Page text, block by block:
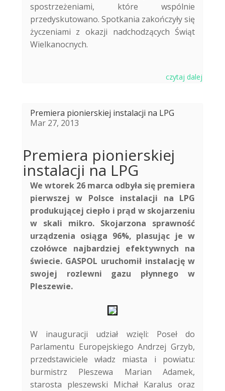
spostrzeżeniami, które wspólnie
przedyskutowano. Spotkania zakończyły się
życzeniami z okazji nadchodzących Świąt
Wielkanocnych.
czytaj dalej
Premiera pionierskiej instalacji na LPG
Mar 27, 2013
Premiera pionierskiej
instalacji na LPG
We wtorek 26 marca odbyła się premiera
pierwszej w Polsce instalacji na LPG
produkującej ciepło i prąd w skojarzeniu
w skali mikro. Skojarzona sprawność
urządzenia osiąga 96%, plasując je w
czołówce najbardziej efektywnych na
świecie. GASPOL uruchomił instalację w
swojej rozlewni gazu płynnego w
Pleszewie.
W inauguracji udział wzięli: Poseł do
Parlamentu Europejskiego Andrzej Grzyb,
przedstawiciele władz miasta i powiatu:
burmistrz Pleszewa Marian Adamek,
starosta pleszewski Michał Karalus oraz